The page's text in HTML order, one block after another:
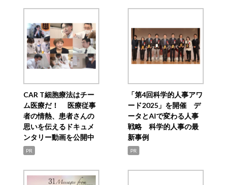
CAR T細胞療法はチー
ム医療だ！ 医療従事
者の情熱、患者さんの
思いを伝えるドキュメ
ンタリー動画を公開中
PR
「第4回科学的人事アワ
ード2025」を開催 デ
ータとAIで変わる人事
戦略 科学的人事の最
新事例
PR